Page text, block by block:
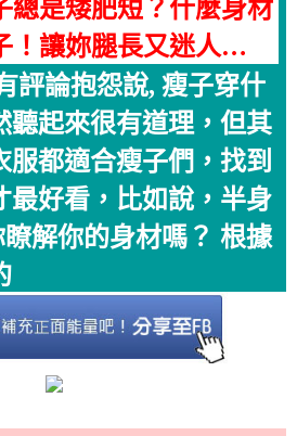
總是矮肥短？什麼身材
！讓妳腿長又迷人…
評論抱怨說, 瘦子穿什
聽起來很有道理，但其
服都適合瘦子們，找到
最好看，比如說，半身
解你的身材嗎？ 根據